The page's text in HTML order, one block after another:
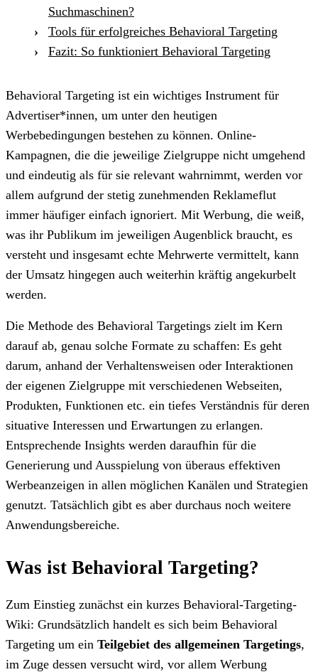
Suchmaschinen?
Tools für erfolgreiches Behavioral Targeting
Fazit: So funktioniert Behavioral Targeting
Behavioral Targeting ist ein wichtiges Instrument für
Advertiser*innen, um unter den heutigen
Werbebedingungen bestehen zu können. Online-
Kampagnen, die die jeweilige Zielgruppe nicht umgehend
und eindeutig als für sie relevant wahrnimmt, werden vor
allem aufgrund der stetig zunehmenden Reklameflut
immer häufiger einfach ignoriert. Mit Werbung, die weiß,
was ihr Publikum im jeweiligen Augenblick braucht, es
versteht und insgesamt echte Mehrwerte vermittelt, kann
der Umsatz hingegen auch weiterhin kräftig angekurbelt
werden.
Die Methode des Behavioral Targetings zielt im Kern
darauf ab, genau solche Formate zu schaffen: Es geht
darum, anhand der Verhaltensweisen oder Interaktionen
der eigenen Zielgruppe mit verschiedenen Webseiten,
Produkten, Funktionen etc. ein tiefes Verständnis für deren
situative Interessen und Erwartungen zu erlangen.
Entsprechende Insights werden daraufhin für die
Generierung und Ausspielung von überaus effektiven
Werbeanzeigen in allen möglichen Kanälen und Strategien
genutzt. Tatsächlich gibt es aber durchaus noch weitere
Anwendungsbereiche.
Was ist Behavioral Targeting?
Zum Einstieg zunächst ein kurzes Behavioral-Targeting-
Wiki: Grundsätzlich handelt es sich beim Behavioral
Targeting um ein Teilgebiet des allgemeinen Targetings,
im Zuge dessen versucht wird, vor allem Werbung